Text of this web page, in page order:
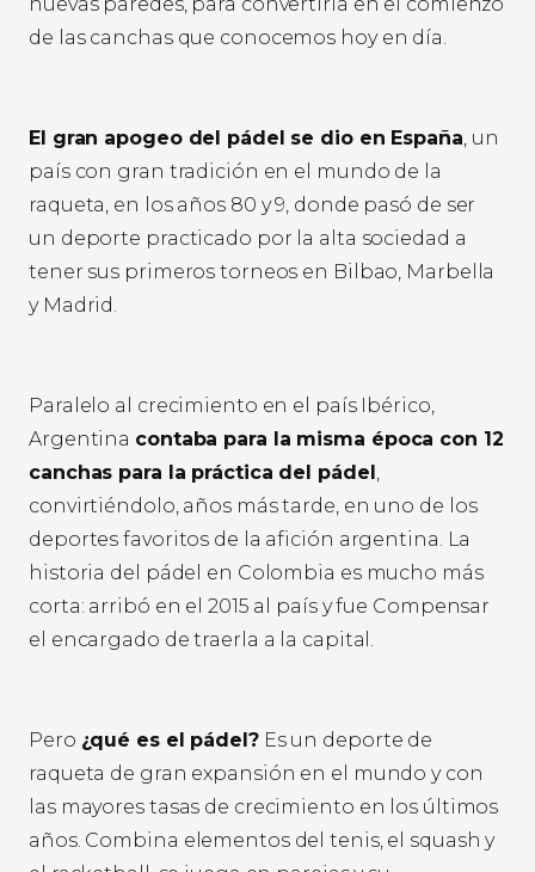
de las canchas que conocemos hoy en día.
El gran apogeo del pádel se dio en España, un
país con gran tradición en el mundo de la
raqueta, en los años 80 y 9, donde pasó de ser
un deporte practicado por la alta sociedad a
tener sus primeros torneos en Bilbao, Marbella
y Madrid.
Paralelo al crecimiento en el país Ibérico,
Argentina contaba para la misma época con 12
canchas para la práctica del pádel,
convirtiéndolo, años más tarde, en uno de los
deportes favoritos de la afición argentina. La
historia del pádel en Colombia es mucho más
corta: arribó en el 2015 al país y fue Compensar
el encargado de traerla a la capital.
Pero ¿qué es el pádel?Es un deporte de
raqueta de gran expansión en el mundo y con
las mayores tasas de crecimiento en los últimos
años. Combina elementos del tenis, el squash y